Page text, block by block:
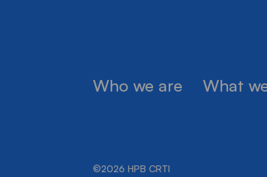
Who we are What
©2026 HPB CRTI